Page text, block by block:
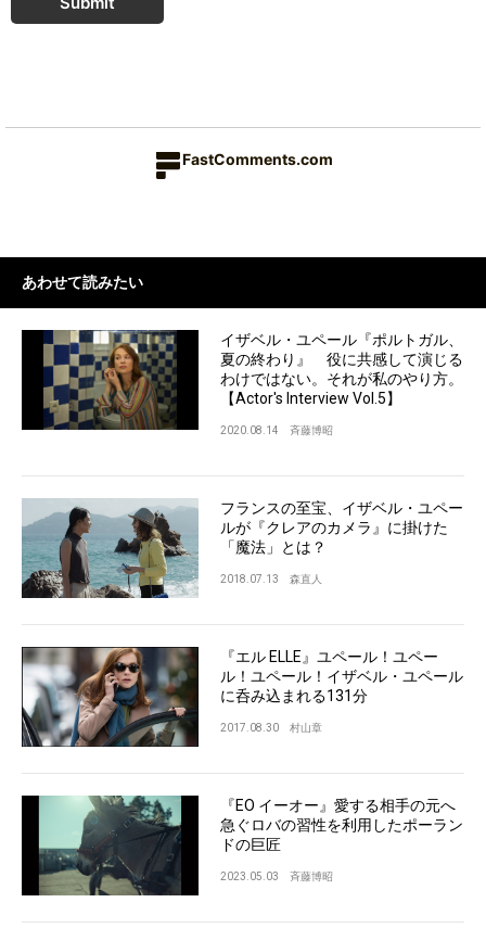
FastComments.com
あわせて読みたい
イザベル・ユペール『ポルトガル、
夏の終わり』 役に共感して演じる
わけではない。それが私のやり方。
【Actor's Interview Vol.5】
2020.08.14 斉藤博昭
フランスの至宝、イザベル・ユペー
ルが『クレアのカメラ』に掛けた
「魔法」とは？
2018.07.13 森直人
『エル ELLE』ユペール！ユペー
ル！ユペール！イザベル・ユペール
に呑み込まれる131分
2017.08.30 村山章
『EO イーオー』愛する相手の元へ
急ぐロバの習性を利用したポーラン
ドの巨匠
2023.05.03 斉藤博昭